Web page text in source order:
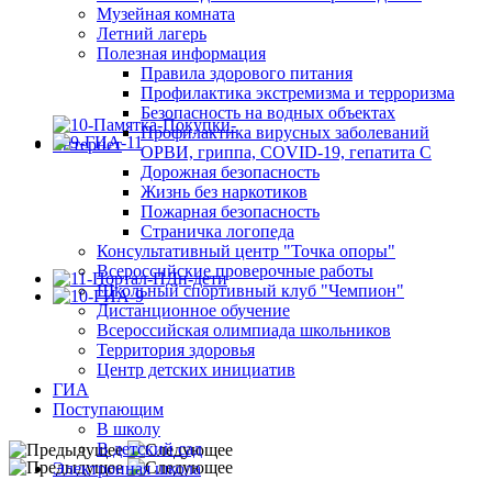
Музейная комната
Летний лагерь
Полезная информация
Правила здорового питания
Профилактика экстремизма и терроризма
Безопасность на водных объектах
Профилактика вирусных заболеваний
ОРВИ, гриппа, COVID-19, гепатита С
Дорожная безопасность
Жизнь без наркотиков
Пожарная безопасность
Страничка логопеда
Консультативный центр "Точка опоры"
Всероссийские проверочные работы
Школьный спортивный клуб "Чемпион"
Дистанционное обучение
Всероссийская олимпиада школьников
Территория здоровья
Центр детских инициатив
ГИА
Поступающим
В школу
В детский сад
Электронная школа